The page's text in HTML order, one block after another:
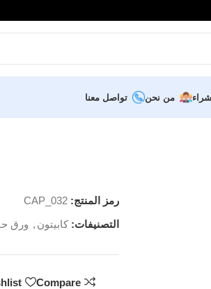
من نحن تواصل معنا
رمز المنتج: CAP_032
التصنيفات: كابيتون , ورق
Compare